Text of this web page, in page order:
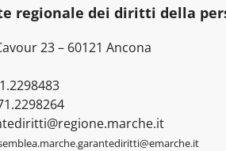
regionale dei diritti della
23 – 60121 Ancona